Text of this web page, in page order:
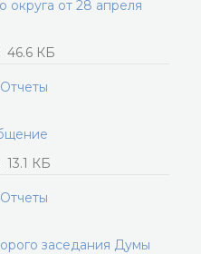
округа от 28 апреля
46.6 КБ
13.1 КБ
заседания Думы